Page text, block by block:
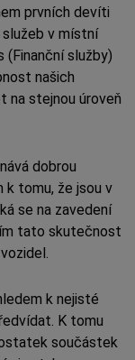
prvních devíti
v místní
(Finanční služby)
našich
na stejnou úroveň
dobrou
k tomu, že jsou v
se na zavedení
tato skutečnost
k nejisté
K tomu
součástek